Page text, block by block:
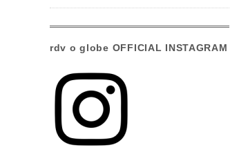
rdv o globe OFFICIAL INSTAGRAM